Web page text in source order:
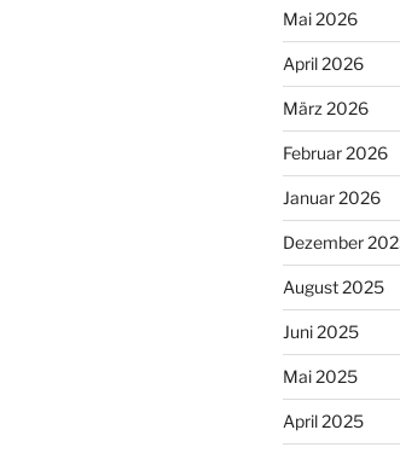
Mai 2026
April 2026
März 2026
Februar 2026
Januar 2026
Dezember
August 2025
Juni 2025
Mai 2025
April 2025